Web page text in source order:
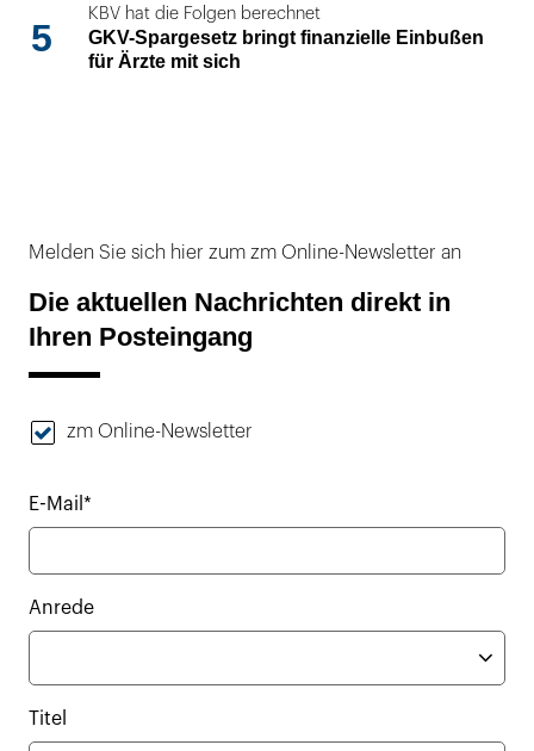
5
KBV hat die Folgen berechnet
GKV-Spargesetz bringt finanzielle Einbußen
für Ärzte mit sich
Melden Sie sich hier zum zm Online-Newsletter an
Die aktuellen Nachrichten direkt in
Ihren Posteingang
zm Online-Newsletter
E-Mail*
Anrede
Titel